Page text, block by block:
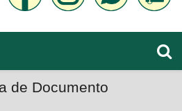
de Documento